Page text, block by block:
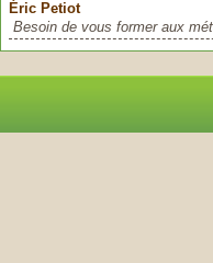
Éric Petiot
Besoin de vous former aux